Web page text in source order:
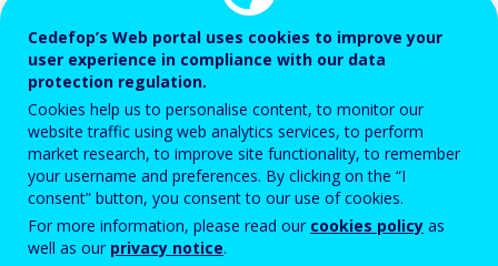
visualisation.
Data
refreshed
as
selections
are
applied.
znalostí o OVP odborné znalosti z různých
oblastí OVP a politik souvisejících s OVP. To
zahrnuje informace a empirické poznatky
získané v rámci činnosti střediska Cedefop
týkající seprofesního rozvoje učitelů a
školitelů,učňovské přípravy ,řešení problému
předčasného opouštění OVPa posílení
postavení osob NEET
Cedefop’s Web portal uses cookies to improve your
user experience in compliance with our data
protection regulation.
Cookies help us to personalise content, to monitor our
website traffic using web analytics services, to perform
market research, to improve site functionality, to remember
your username and preferences. By clicking on the “I
consent” button, you consent to our use of cookies.
For more information, please read our cookies policy as
well as our privacy notice.